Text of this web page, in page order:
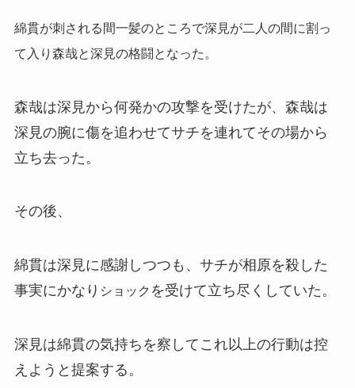
綿貫が刺される間一髪のところで深見が二人の間に割っ
て入り森哉と深見の格闘となった。
森哉は深見から何発かの攻撃を受けたが、森哉は
深見の腕に傷を追わせてサチを連れてその場から
立ち去った。
その後、
綿貫は深見に感謝しつつも、サチが相原を殺した
事実にかなり ショック を受けて立ち尽くしていた。
深見は綿貫の気持ちを察してこれ以上の行動は控
えようと提案する。